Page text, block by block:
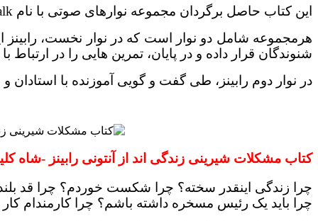
این کتاب حاصل برگردان مجموعه نوارهای صوتی با نام Powertalk محصول موسسه پژوهشی بین المللی رابینز است.
هرمجموعه شامل دو نوار است که در نوار نخست، رابینز
شنوندگان قرار داده و در پایان، تمرین هایی را در
در نوار دوم رابینز، طی گفت و گویی آموزنده با
کتاب مشکلات شیرینی زندگی اند از آنتونی رابینز -شاه
چرا زندگی اینقدر سخته؟ چرا شکست خوردم؟ چرا قد
چرا باید یک رئیس مسخره داشته باشم؟ چرا کارمندام